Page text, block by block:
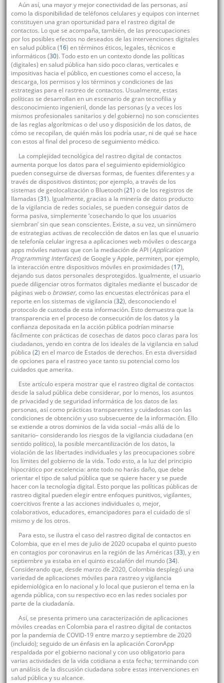
Aún así, una mayor y mejor conectividad de las personas, así
como la disponibilidad de teléfonos celulares y equipos con internet
constituyen una gran oportunidad para el rastreo digital de
contactos. Lo que se acompaña, también, de las preocupaciones
por los posibles efectos no deseados de las intervenciones digitales
en salud pública (16) en términos éticos, legales, técnicos e
informáticos (30). Todo esto en un contexto donde las políticas
(digitales) en salud pública han sido poco claras, verticales e
impositivas hacia el público, en cuestiones como el acceso, la
descarga, los permisos y los términos y condiciones de las
estrategias para el rastreo de contactos. Usualmente, estas
políticas se desarrollan en un escenario de gran tecnofilia y
desconocimiento ingenieril, donde las personas (y a veces los
mismos profesionales sanitarios y del gobierno) no son conscientes
de las reglas algorítmicas o del uso y disposición de los datos, de
cómo se recopilan, de quién más los podría usar, ni de qué se hace
con estos al final del proceso de seguimiento médico.
La complejidad tecnológica del rastreo digital de contactos
aumenta porque los datos para el seguimiento epidemiológico
pueden conseguirse de diversas formas, de fuentes diferentes y a
través de dispositivos distintos; por ejemplo, a través de los
sistemas de geolocalización o Bluetooth (21) o de los registros de
llamadas (31). Igualmente, gracias a la minería de datos producto
de la vigilancia de redes sociales, se pueden conseguir datos de
forma pasiva, simplemente ‘cosechando lo que los usuarios
siembran’ sin que sean conscientes. Existe, a su vez, un sinnúmero
de estrategias activas de recolección de datos en las que el usuario
de telefonía celular ingresa a aplicaciones web móviles o descarga
apps móviles nativas que con la mediación de API (Application
Programming Interfaces) de Google y Apple, permiten, por ejemplo,
la interacción entre dispositivos móviles en proximidades (17),
dejando sus datos personales desprotegidos. Igualmente, el usuario
puede diligenciar otros formatos digitales mediante el buscador de
páginas web o browser, como las encuestas electrónicas para el
reporte en los sistemas de vigilancia (32), desconociendo el
protocolo de custodia de esta información. Esto demuestra que la
transparencia en el proceso de consecución de los datos y la
confianza depositada en la acción pública podrían minarse
fácilmente con prácticas de cosechas de datos poco claras para los
ciudadanos, yendo en contra de los ideales de la vigilancia en salud
pública (2) en el marco de Estados de derechos. En esta diversidad
de opciones para el rastreo yace tanto su potencial como los
cuidados que amerita.
Este artículo espera mostrar que el rastreo digital de contactos
desde la salud pública debe considerar, por lo menos, los asuntos
de privacidad y de seguridad informática de los datos de las
personas, así como prácticas transparentes y cuidadosas con las
condiciones de obtención y uso subsecuente de la información. Ello
se extiende a otros dominios de la vida social –más allá de lo
sanitario– considerando los riesgos de la vigilancia ciudadana (en
sentido político), la posible mercantilización de los datos, la
violación de las libertades individuales y las preocupaciones sobre
los límites del gobierno de la vida. Todo esto, a la luz del principio
hipocrático por excelencia: ante todo no harás daño, que debe
orientar el tipo de salud pública que se quiere hacer y se puede
hacer con la tecnología digital. Esto porque las políticas públicas de
rastreo digital pueden elegir entre enfoques punitivos, vigilantes,
coercitivos frente a las acciones individuales o, mejor,
colaborativos, educadores, emancipadores para el cuidado de sí
mismo y de los otros.
Para esto, se ilustra el caso del rastreo digital de contactos en
Colombia, que en el mes de julio de 2020 ocupaba el quinto puesto
en contagios por coronavirus en la región de las Américas (33), y en
septiembre ya estaba en el quinto escalafón del mundo (34).
Considerando que, desde marzo de 2020, Colombia desplegó una
variedad de aplicaciones móviles para rastreo y vigilancia
epidemiológica en lo nacional y lo local que pusieron el tema en la
agenda pública, con su respectivo eco en las redes sociales por
parte de la ciudadanía.
Así, se presenta primero una caracterización de aplicaciones
móviles creadas en Colombia para el rastreo digital de contactos
por la pandemia de COVID-19 entre marzo y septiembre de 2020
(incluido); seguido de un énfasis en la aplicación CoronApp
respaldada por el gobierno nacional y con uso obligatorio para
varias actividades de la vida cotidiana a esta fecha; terminando con
un análisis de la discusión ciudadana sobre estas intervenciones en
salud pública y su alcance.